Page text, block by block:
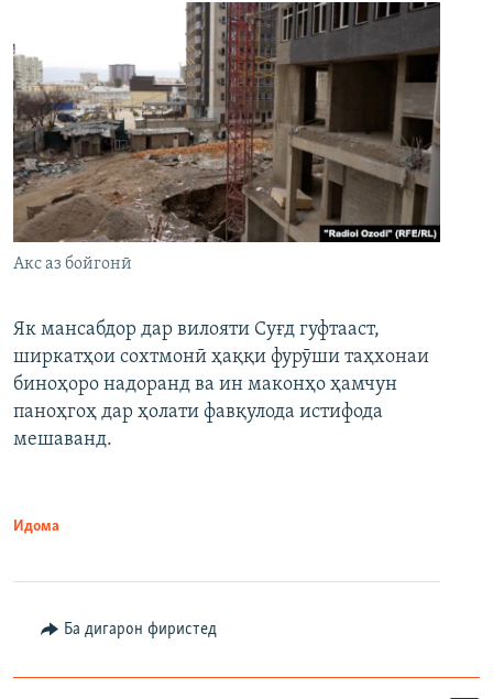
Акс аз бойгонӣ
Як мансабдор дар вилояти Суғд гуфтааст,
ширкатҳои сохтмонӣ ҳаққи фурӯши таҳхонаи
биноҳоро надоранд ва ин маконҳо ҳамчун
паноҳгоҳ дар ҳолати фавқулода истифода
мешаванд.
Идома
Ба дигарон фиристед